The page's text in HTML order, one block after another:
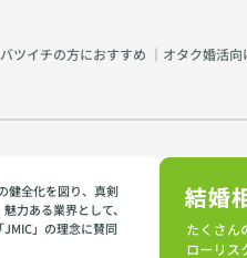
バツイチの方におすすめ ｜ オタク婚活向
健全化を図り、真剣
力ある業界として、
」の理念に賛同